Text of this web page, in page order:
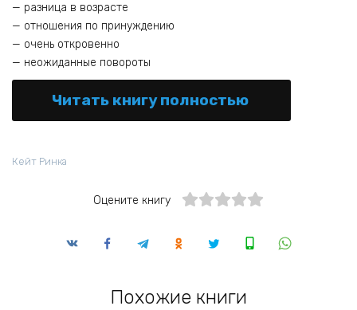
— разница в возрасте
— отношения по принуждению
— очень откровенно
— неожиданные повороты
Читать книгу полностью
Кейт Ринка
Оцените книгу
Похожие книги